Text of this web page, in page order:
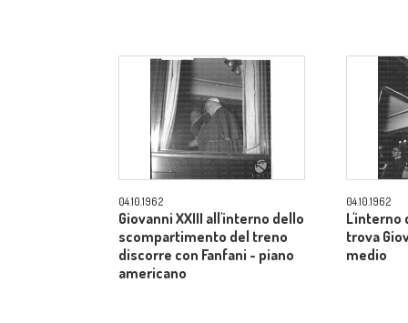
04.10.1962
Giovanni XXIII all'interno dello
scompartimento del treno
discorre con Fanfani - piano
americano
04.10.1962
L'interno
trova
medio